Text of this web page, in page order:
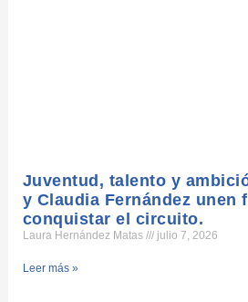
Juventud, talento y
y Claudia Fernández unen
conquistar el circuito.
Laura Hernández Matas julio 7, 2026
Leer más »